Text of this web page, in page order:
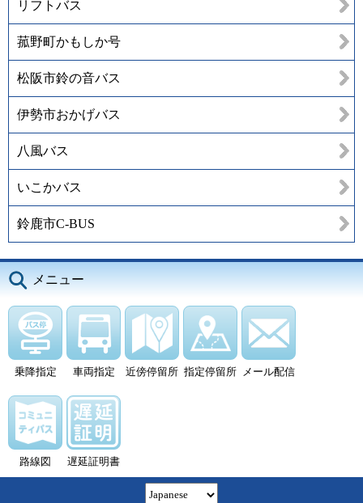
リフトバス
菰野町かもしか号
松阪市鈴の音バス
伊勢市おかげバス
八風バス
いこかバス
鈴鹿市C-BUS
メニュー
乗降指定 車両指定 近傍停留所 指定停留所 メール配信
路線図 遅延証明書